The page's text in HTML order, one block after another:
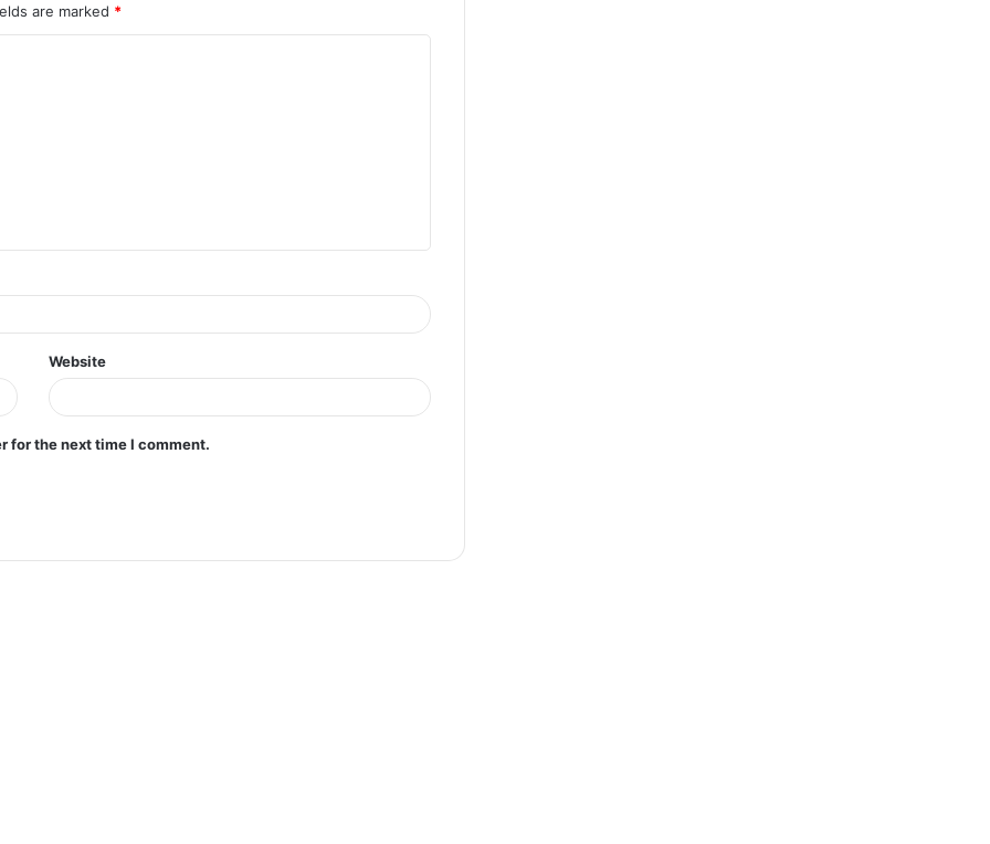
are marked *
Website
for the next time I comment.